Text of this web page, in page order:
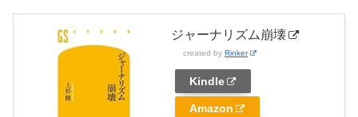
ジャーナリズム崩壊
created by Rinker
Kindle
Amazon